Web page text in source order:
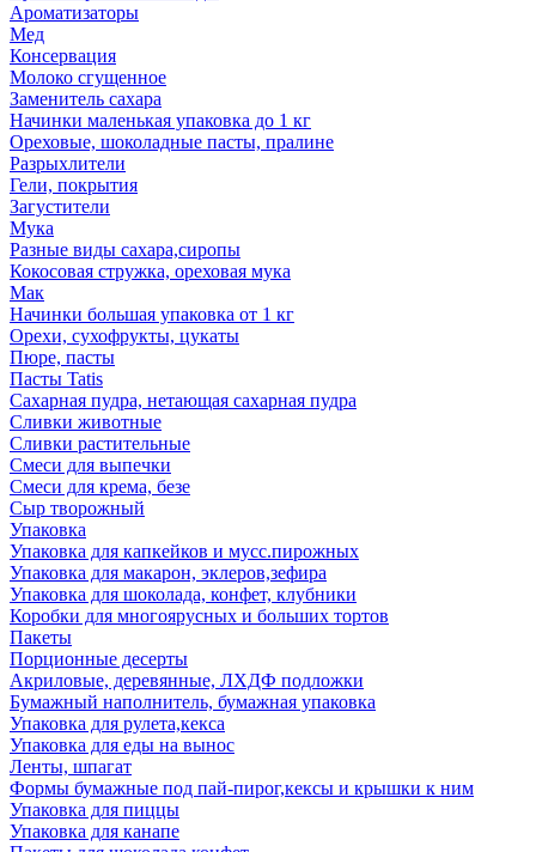
Ароматизаторы
Мед
Консервация
Молоко сгущенное
Заменитель сахара
Начинки маленькая упаковка до 1 кг
Ореховые, шоколадные пасты, пралине
Разрыхлители
Гели, покрытия
Загустители
Мука
Разные виды сахара,сиропы
Кокосовая стружка, ореховая мука
Мак
Начинки большая упаковка от 1 кг
Орехи, сухофрукты, цукаты
Пюре, пасты
Пасты Tatis
Сахарная пудра, нетающая сахарная пудра
Сливки животные
Сливки растительные
Смеси для выпечки
Смеси для крема, безе
Сыр творожный
Упаковка
Упаковка для капкейков и мусс.пирожных
Упаковка для макарон, эклеров,зефира
Упаковка для шоколада, конфет, клубники
Коробки для многоярусных и больших тортов
Пакеты
Порционные десерты
Акриловые, деревянные, ЛХДФ подложки
Бумажный наполнитель, бумажная упаковка
Упаковка для рулета,кекса
Упаковка для еды на вынос
Ленты, шпагат
Формы бумажные под пай-пирог,кексы и крышки к ним
Упаковка для пиццы
Упаковка для канапе